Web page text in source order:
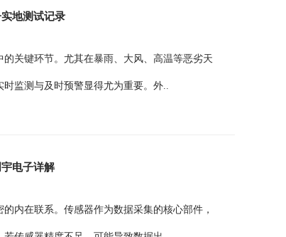
地测试记录
关键环节。尤其在暴雨、大风、高温等恶劣天
监测与及时预警显得尤为重要。外..
电子详解
内在联系。传感器作为数据采集的核心部件，